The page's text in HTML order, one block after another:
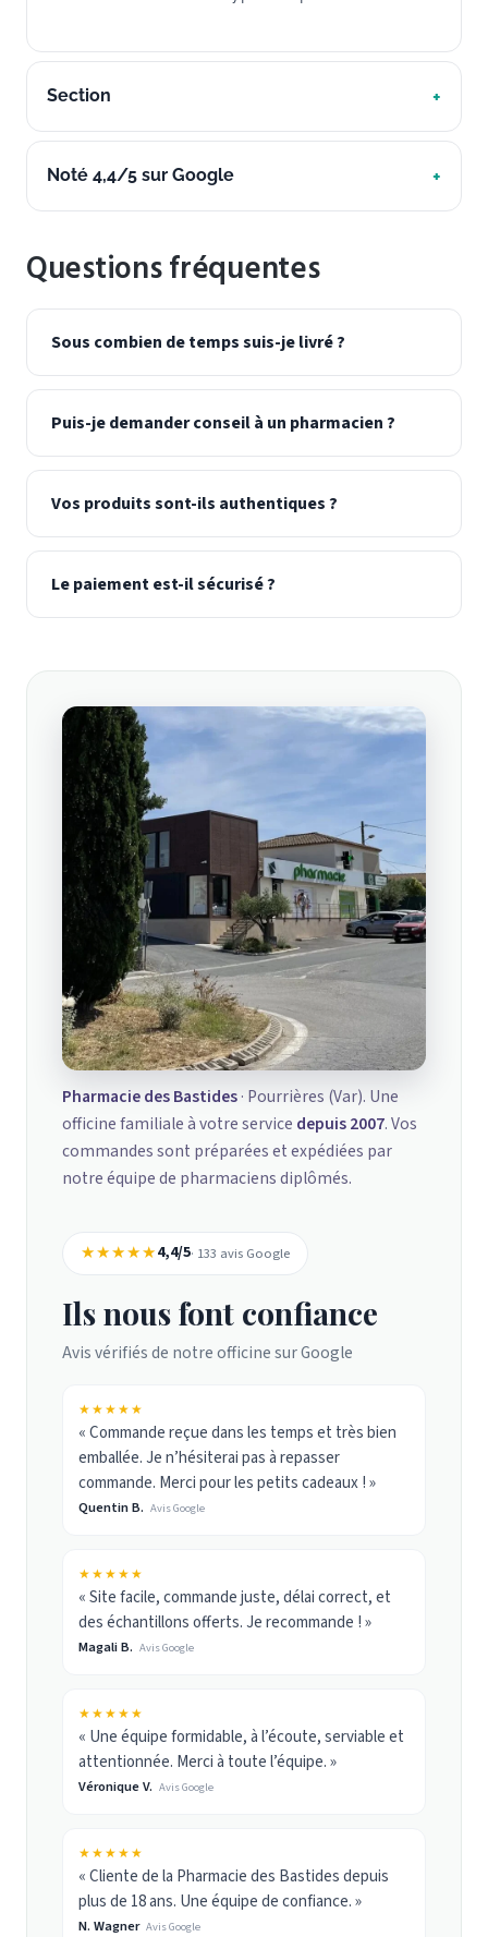
Section
Noté 4,4/5 sur Google
Questions fréquentes
Sous combien de temps suis-je livré ?
Puis-je demander conseil à un pharmacien ?
Vos produits sont-ils authentiques ?
Le paiement est-il sécurisé ?
Pharmacie des Bastides· Pourrières (Var). Une
officine familiale à votre service depuis 2007. Vos
commandes sont préparées et expédiées par
notre équipe de pharmaciens diplômés.
★★★★★4,4/5· 133 avis Google
Ils nous font confiance
Avis vérifiés de notre officine sur Google
★★★★★
« Commande reçue dans les temps et très bien
emballée. Je n’hésiterai pas à repasser
commande. Merci pour les petits cadeaux ! »
Quentin B. Avis Google
★★★★★
« Site facile, commande juste, délai correct, et
des échantillons offerts. Je recommande ! »
Magali B. Avis Google
★★★★★
« Une équipe formidable, à l’écoute, serviable et
attentionnée. Merci à toute l’équipe. »
Véronique V. Avis Google
★★★★★
« Cliente de la Pharmacie des Bastides depuis
plus de 18 ans. Une équipe de confiance. »
N. Wagner Avis Google